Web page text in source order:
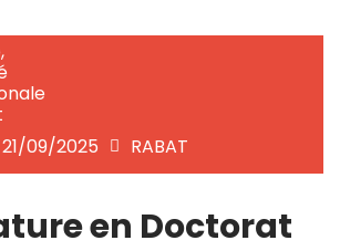
09/2025
RABAT
en Doctorat